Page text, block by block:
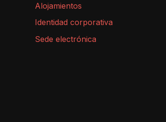
Alojamientos
Identidad corporativa
Sede electrónica